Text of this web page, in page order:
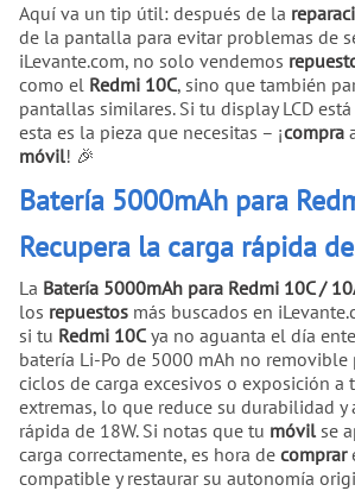
Aquí va un tip útil: después de la
de la pantalla para evitar problemas de
iLevante.com, no solo vendemos
como el Redmi 10C, sino que también
pantallas similares. Si tu display LCD
esta es la pieza que necesitas – ¡compra
móvil! 🎉
Batería 5000mAh para
Recupera la carga rápida
La Batería 5000mAh para Redmi 10C /
los repuestos más buscados en
si tu Redmi 10C ya no aguanta el día
batería Li-Po de 5000 mAh no
ciclos de carga excesivos o exposición a
extremas, lo que reduce su durabilidad y
rápida de 18W. Si notas que tu móvil se
carga correctamente, es hora de comprar
compatible y restaurar su autonomía